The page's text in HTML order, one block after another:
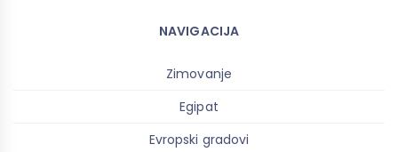
NAVIGACIJA
Zimovanje
Egipat
Evropski gradovi